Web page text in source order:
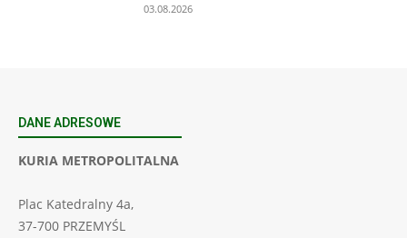
03.08.2026
DANE ADRESOWE
KURIA METROPOLITALNA
Plac Katedralny 4a,
37-700 PRZEMYŚL